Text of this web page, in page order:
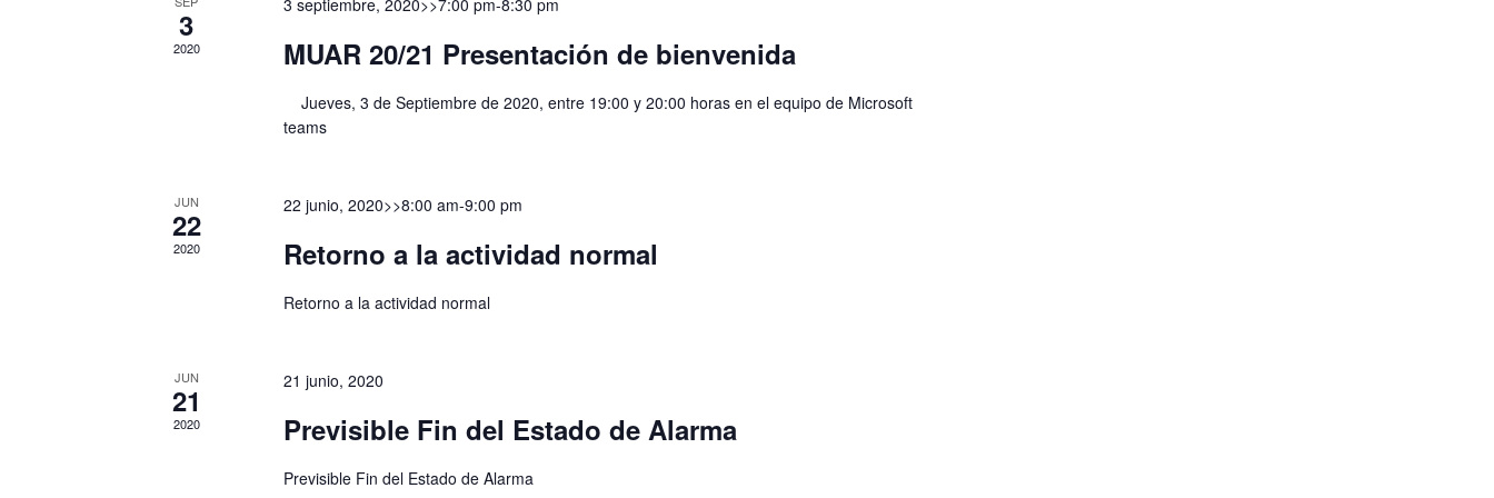
3
2020
3 septiembre, 2020>>7:00 pm-8:30 pm
MUAR 20/21 Presentación de bienvenida
Jueves, 3 de Septiembre de 2020, entre 19:00 y 20:00 horas en el equipo de Microsoft
teams
JUN
22
2020
22 junio, 2020>>8:00 am-9:00 pm
Retorno a la actividad normal
Retorno a la actividad normal
JUN
21
2020
21 junio, 2020
Previsible Fin del Estado de Alarma
Previsible Fin del Estado de Alarma